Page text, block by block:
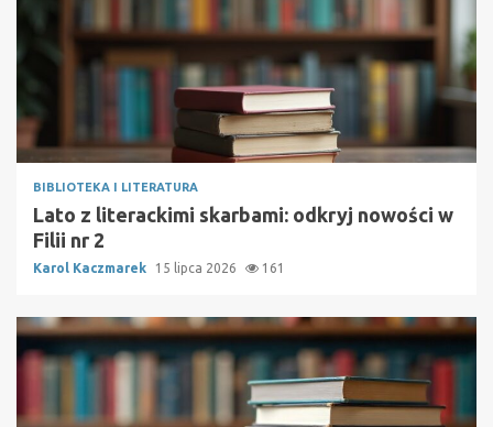
BIBLIOTEKA I LITERATURA
Lato z literackimi skarbami: odkryj nowości w
Filii nr 2
Karol Kaczmarek 15 lipca 2026 161